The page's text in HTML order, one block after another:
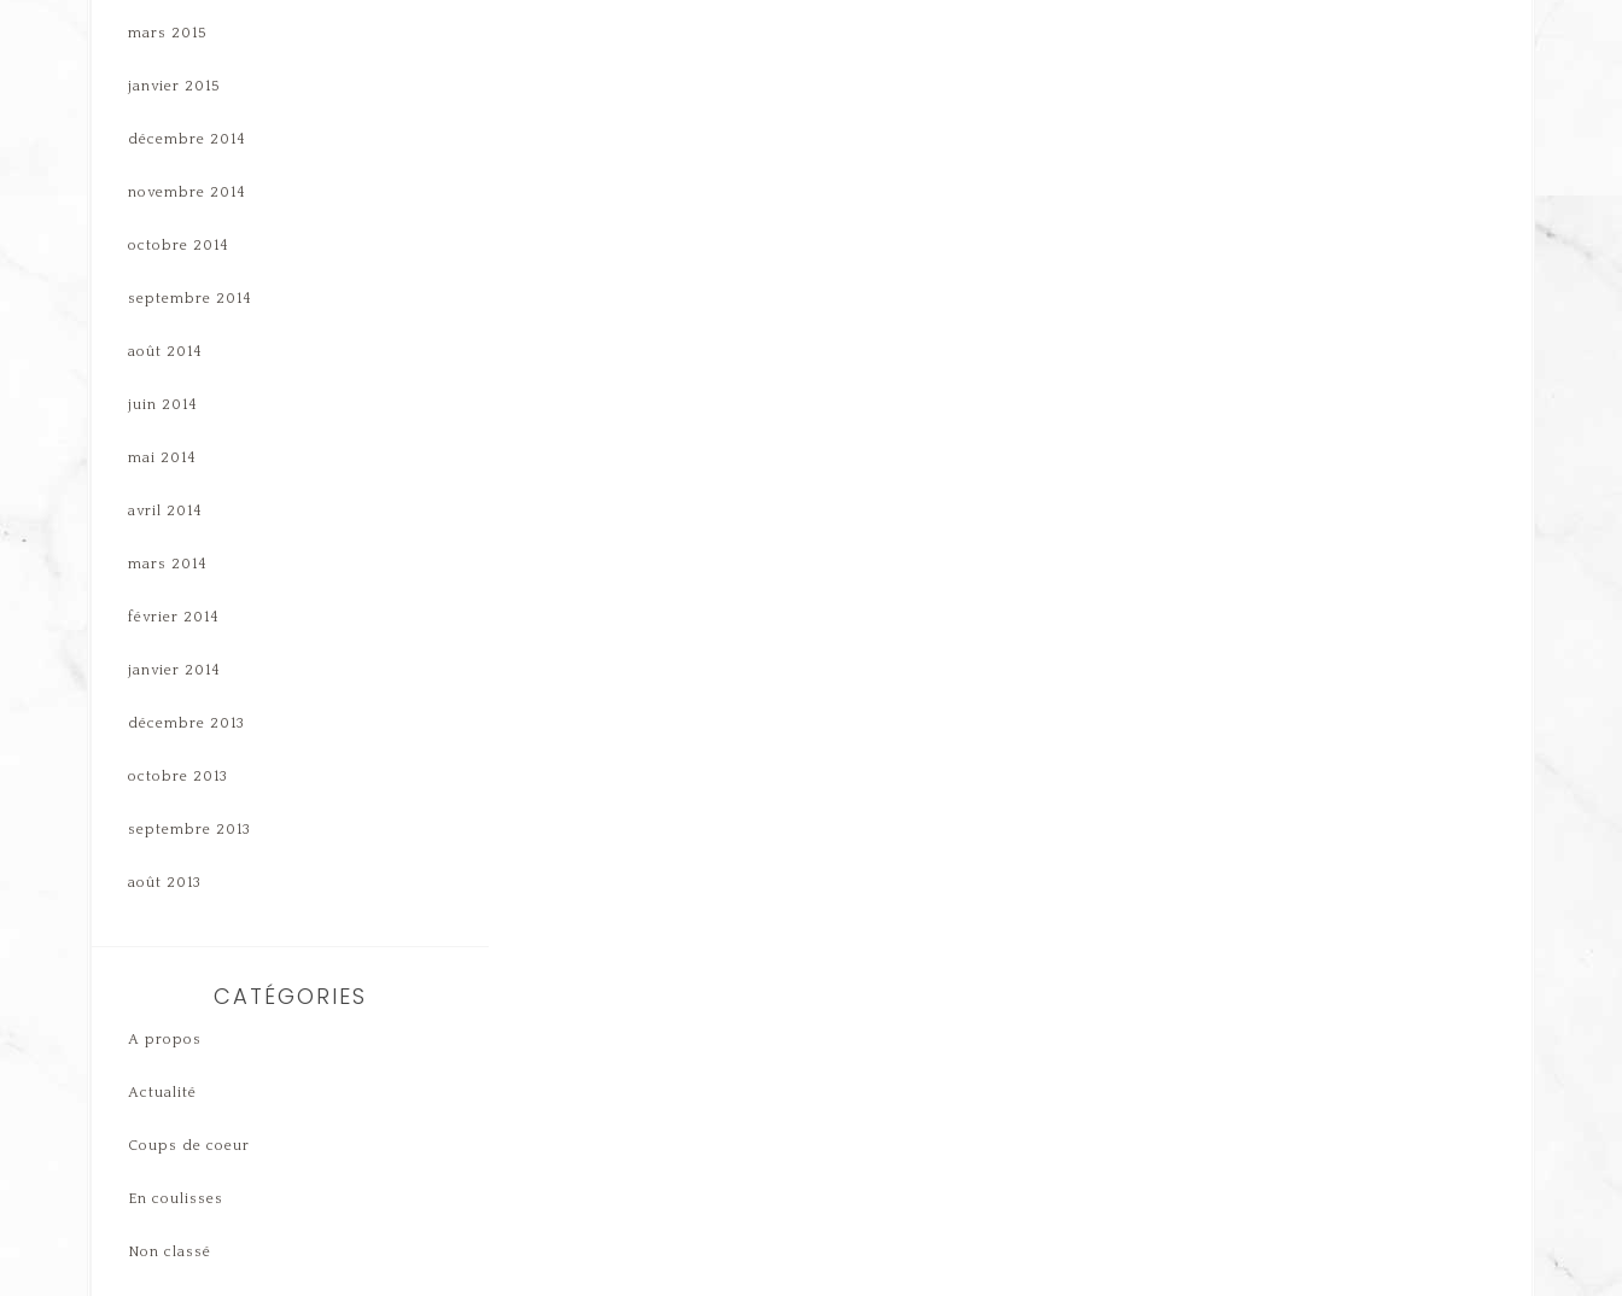
mars 2015
janvier 2015
décembre 2014
novembre 2014
octobre 2014
septembre 2014
août 2014
juin 2014
mai 2014
avril 2014
mars 2014
février 2014
janvier 2014
décembre 2013
octobre 2013
septembre 2013
août 2013
CATÉGORIES
A propos
Actualité
Coups de coeur
En coulisses
Non classé